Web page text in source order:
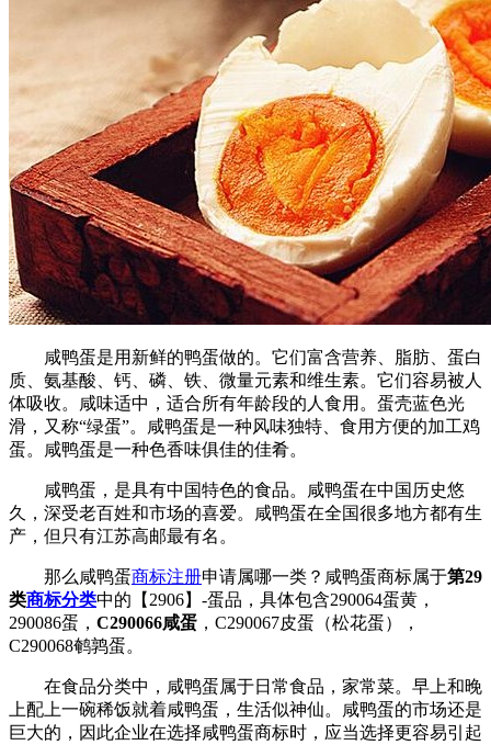
咸鸭蛋是用新鲜的鸭蛋做的。它们富含营养、脂肪、蛋白
质、氨基酸、钙、磷、铁、微量元素和维生素。它们容易被人
体吸收。咸味适中，适合所有年龄段的人食用。蛋壳蓝色光
滑，又称“绿蛋”。咸鸭蛋是一种风味独特、食用方便的加工鸡
蛋。咸鸭蛋是一种色香味俱佳的佳肴。
咸鸭蛋，是具有中国特色的食品。咸鸭蛋在中国历史悠
久，深受老百姓和市场的喜爱。咸鸭蛋在全国很多地方都有生
产，但只有江苏高邮最有名。
那么咸鸭蛋商标注册申请属哪一类？咸鸭蛋商标属于第29
类商标分类中的【2906】-蛋品，具体包含290064蛋黄，
290086蛋， C290066咸蛋 ，C290067皮蛋（松花蛋），
C290068鹌鹑蛋。
在食品分类中，咸鸭蛋属于日常食品，家常菜。早上和晚
上配上一碗稀饭就着咸鸭蛋，生活似神仙。咸鸭蛋的市场还是
巨大的，因此企业在选择咸鸭蛋商标时，应当选择更容易引起